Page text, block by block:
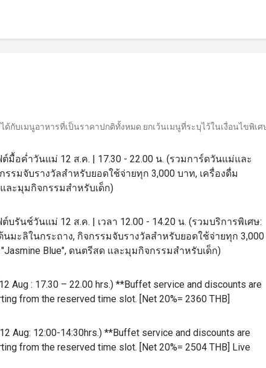
กับเมนูอาหารที่เป็นราคาปกติทั้งหมด ยกเว้นเมนูที่ระบุไว้ในเงื่อนไขพิเศ
ต์มื้อค่ำวันแม่ 12 ส.ค. | 17.30 - 22.00 น. (รวมการ์ดวันแม่และ
รมจับรางวัลสำหรับยอดใช้จ่ายทุก 3,000 บาท, เครื่องดื่ม
ละมุมกิจกรรมสำหรับเด็ก)
ต์บรันช์วันแม่ 12 ส.ค. | เวลา 12.00 - 14.20 น. (รวมบริการพิเศษ:
มะลิในกระถาง, กิจกรรมจับรางวัลสำหรับยอดใช้จ่ายทุก 3,000
Blue", ดนตรีสด และมุมกิจกรรมสำหรับเด็ก)
Aug : 17.30 – 22.00 hrs.) **Buffet service and discounts are
from the reserved time slot. [Net 20%= 2360 THB]
Aug: 12:00-14:30hrs.) **Buffet service and discounts are
from the reserved time slot. [Net 20%= 2504 THB] Live